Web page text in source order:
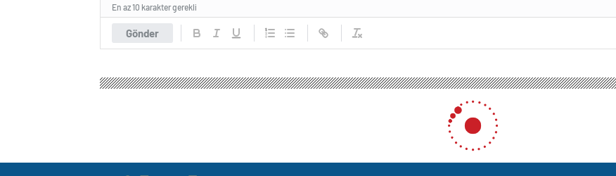
Gönder
En az 10 karakter gerekli